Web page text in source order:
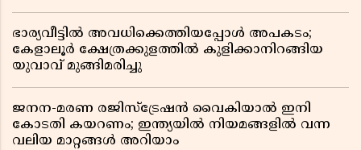
ഭാര്യവീട്ടിൽ അവധിക്കെത്തിയപ്പോൾ അപകടം;
കേളാലൂർ ക്ഷേത്രക്കുളത്തിൽ കുളിക്കാനിറങ്ങിയ
യുവാവ് മുങ്ങിമരിച്ചു
ജനന-മരണ രജിസ്ട്രേഷൻ വൈകിയാൽ ഇനി
കോടതി കയറണം; ഇന്ത്യയിൽ നിയമങ്ങളിൽ വന്ന
വലിയ മാറ്റങ്ങൾ അറിയാം